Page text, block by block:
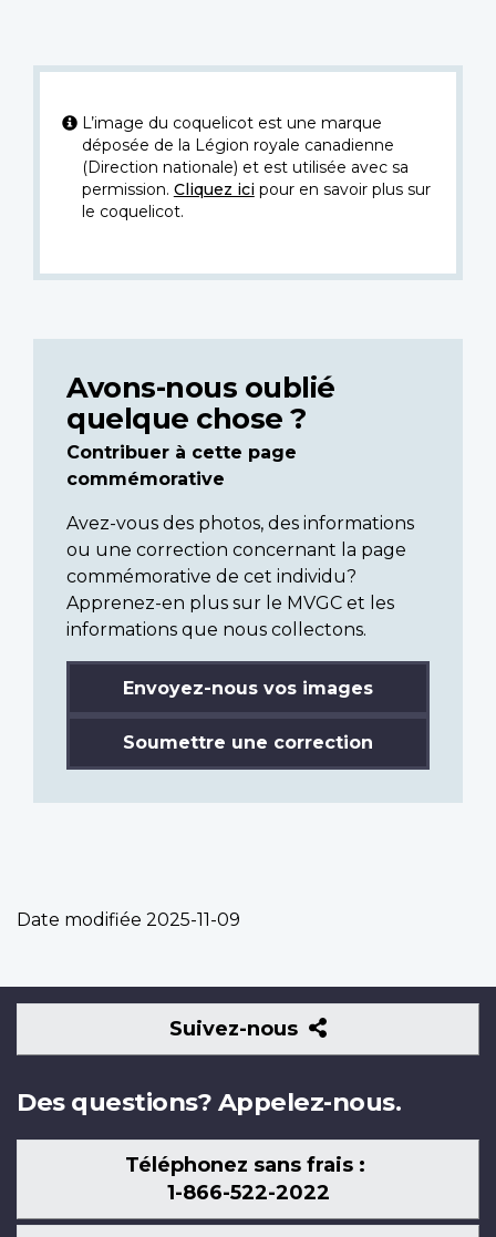
L’image du coquelicot est une marque
déposée de la Légion royale canadienne
(Direction nationale) et est utilisée avec sa
permission. Cliquez icipour en savoir plus sur
le coquelicot.
Avons-nous oublié
quelque chose ?
Contribuer à cette page
commémorative
Avez-vous des photos, des informations
ou une correction concernant la page
commémorative de cet individu?
Apprenez-en plus sur le MVGC et les
informations que nous collectons.
Envoyez-nous vos images
Soumettre une correction
Date modifiée 2025-11-09
Suivez-nous
Suivez-
nous
Des questions? Appelez-nous.
Téléphonez sans frais :
1-866-522-2022